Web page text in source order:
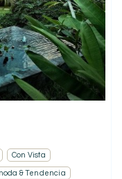
Con Vista
& Tendencia